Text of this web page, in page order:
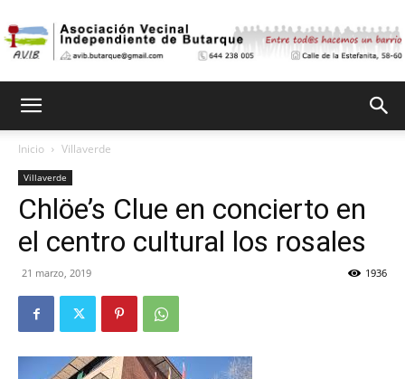
Inicio Villaverde
Villaverde
Chlöe’s Clue en concierto en
el centro cultural los rosales
21 marzo, 2019 1936